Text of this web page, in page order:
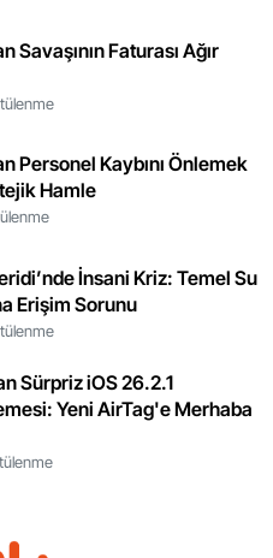
Savaşının Faturası Ağır
Personel Kaybını Önlemek
Hamle
İnsani Kriz: Temel Su
Erişim Sorunu
Sürpriz iOS 26.2.1
Yeni AirTag'e Merhaba